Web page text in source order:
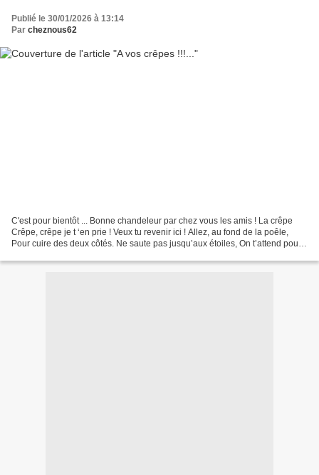
Publié le 30/01/2026 à 13:14
Par cheznous62
C'est pour bientôt ... Bonne chandeleur par chez vous les amis ! La crêpe
Crêpe, crêpe je t ‘en prie ! Veux tu revenir ici ! Allez, au fond de la poêle,
Pour cuire des deux côtés. Ne saute pas jusqu’aux étoiles, On t’attend pour